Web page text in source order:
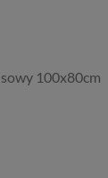
100x80cm